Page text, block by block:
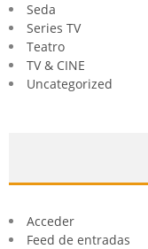
Seda
Series TV
Teatro
TV & CINE
Uncategorized
Acceder
Feed de entradas